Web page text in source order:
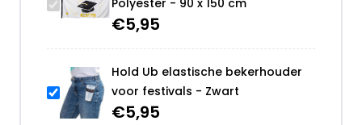
€5,95
Hold Ub elastische bekerhouder
voor festivals - Zwart
€5,95